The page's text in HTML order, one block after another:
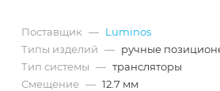
Поставщик — Luminos
Типы изделий — ручные
Тип системы — трансляторы
Смещение — 12.7 мм